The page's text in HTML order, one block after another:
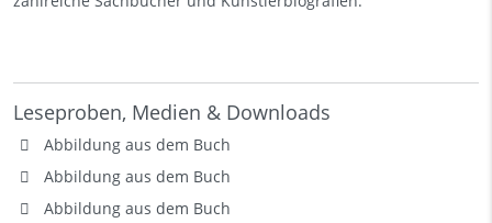
Leseproben, Medien & Downloads
Abbildung aus dem Buch
Abbildung aus dem Buch
Abbildung aus dem Buch